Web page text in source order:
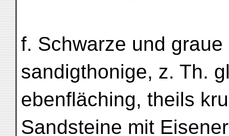
f. Schwarze und
sandigthonige, z. Th.
ebenfläching, theils
Sandsteine mit